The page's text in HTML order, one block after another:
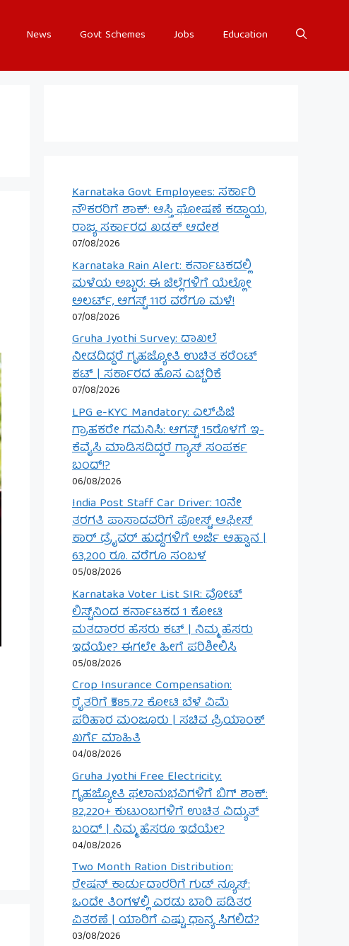
News Govt Schemes Jobs Education
Karnataka Govt Employees: ಸರ್ಕಾರಿ
ನೌಕರರಿಗೆ ಶಾಕ್: ಆಸ್ತಿ ಘೋಷಣೆ ಕಡ್ಡಾಯ,
ರಾಜ್ಯ ಸರ್ಕಾರದ ಖಡಕ್ ಆದೇಶ
07/08/2026
Karnataka Rain Alert: ಕರ್ನಾಟಕದಲ್ಲಿ
ಮಳೆಯ ಅಬ್ಬರ: ಈ ಜಿಲ್ಲೆಗಳಿಗೆ ಯೆಲ್ಲೋ
ಅಲರ್ಟ್, ಆಗಸ್ಟ್ 11ರ ವರೆಗೂ ಮಳೆ!
07/08/2026
Gruha Jyothi Survey: ದಾಖಲೆ
ನೀಡದಿದ್ದರೆ ಗೃಹಜ್ಯೋತಿ ಉಚಿತ ಕರೆಂಟ್
ಕಟ್ | ಸರ್ಕಾರದ ಹೊಸ ಎಚ್ಚರಿಕೆ
07/08/2026
LPG e-KYC Mandatory: ಎಲ್‌ಪಿಜಿ
ಗ್ರಾಹಕರೇ ಗಮನಿಸಿ: ಆಗಸ್ಟ್ 15ರೊಳಗೆ ಇ-
ಕೆವೈಸಿ ಮಾಡಿಸದಿದ್ದರೆ ಗ್ಯಾಸ್ ಸಂಪರ್ಕ
ಬಂದ್!?
06/08/2026
India Post Staff Car Driver: 10ನೇ
ತರಗತಿ ಪಾಸಾದವರಿಗೆ ಪೋಸ್ಟ್ ಆಫೀಸ್
ಕಾರ್ ಡ್ರೈವರ್ ಹುದ್ದೆಗಳಿಗೆ ಅರ್ಜಿ ಆಹ್ವಾನ |
63,200 ರೂ. ವರೆಗೂ ಸಂಬಳ
05/08/2026
Karnataka Voter List SIR: ವೋಟ್
ಲಿಸ್ಟ್‌ನಿಂದ ಕರ್ನಾಟಕದ 1 ಕೋಟಿ
ಮತದಾರರ ಹೆಸರು ಕಟ್ | ನಿಮ್ಮ ಹೆಸರು
ಇದೆಯೇ? ಈಗಲೇ ಹೀಗೆ ಪರಿಶೀಲಿಸಿ
05/08/2026
Crop Insurance Compensation:
ರೈತರಿಗೆ ₹585.72 ಕೋಟಿ ಬೆಳೆ ವಿಮೆ
ಪರಿಹಾರ ಮಂಜೂರು | ಸಚಿವ ಪ್ರಿಯಾಂಕ್
ಖರ್ಗೆ ಮಾಹಿತಿ
04/08/2026
Gruha Jyothi Free Electricity:
ಗೃಹಜ್ಯೋತಿ ಫಲಾನುಭವಿಗಳಿಗೆ ಬಿಗ್ ಶಾಕ್:
82,220+ ಕುಟುಂಬಗಳಿಗೆ ಉಚಿತ ವಿದ್ಯುತ್
ಬಂದ್ | ನಿಮ್ಮ ಹೆಸರೂ ಇದೆಯೇ?
04/08/2026
Two Month Ration Distribution:
ರೇಷನ್ ಕಾರ್ಡುದಾರರಿಗೆ ಗುಡ್ ನ್ಯೂಸ್:
ಒಂದೇ ತಿಂಗಳಲ್ಲಿ ಎರಡು ಬಾರಿ ಪಡಿತರ
ವಿತರಣೆ | ಯಾರಿಗೆ ಎಷ್ಟು ಧಾನ್ಯ ಸಿಗಲಿದೆ?
03/08/2026